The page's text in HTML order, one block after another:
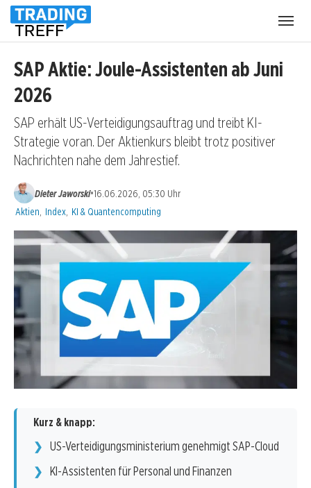
SAP Aktie: Joule-Assistenten ab Juni
2026
SAP erhält US-Verteidigungsauftrag und treibt KI-
Strategie voran. Der Aktienkurs bleibt trotz positiver
Nachrichten nahe dem Jahrestief.
Dieter Jaworski•16.06.2026, 05:30 Uhr
Kategorien:
Aktien Index KI & Quantencomputing
Kurz & knapp:
US-Verteidigungsministerium genehmigt SAP-Cloud
KI-Assistenten für Personal und Finanzen